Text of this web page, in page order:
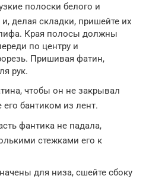
полоски белого и
делая складки, пришейте их
Края полосы должны
по центру и
Пришивая фатин,
рук.
чтобы он не закрывал
его бантиком из лент.
фантика не падала,
стежками его к
для низа, сшейте сбоку